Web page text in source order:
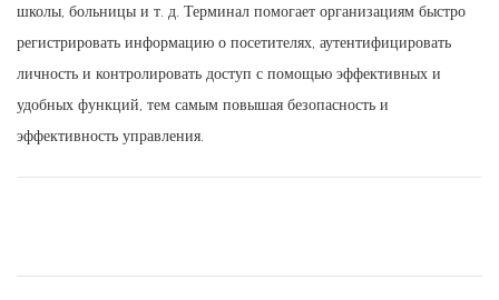
школы, больницы и т. д. Терминал помогает организациям быстро
регистрировать информацию о посетителях, аутентифицировать
личность и контролировать доступ с помощью эффективных и
удобных функций, тем самым повышая безопасность и
эффективность управления.